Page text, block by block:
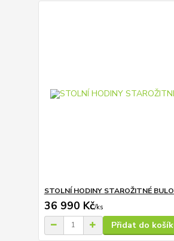
STOLNÍ HODINY STAROŽITNÉ
36 990 Kč/ks
Přidat do